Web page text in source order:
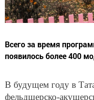
Всего за время
появилось более 400
В будущем году в
фельдшерско-